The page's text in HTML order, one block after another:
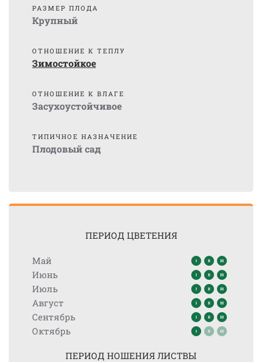
РАЗМЕР ПЛОДА
Крупный
ОТНОШЕНИЕ К ТЕПЛУ
Зимостойкое
ОТНОШЕНИЕ К ВЛАГЕ
Засухоустойчивое
ТИПИЧНОЕ НАЗНАЧЕНИЕ
Плодовый сад
ПЕРИОД ЦВЕТЕНИЯ
Май
Июнь
Июль
Август
Сентябрь
Октябрь
ПЕРИОД НОШЕНИЯ ЛИСТВЫ